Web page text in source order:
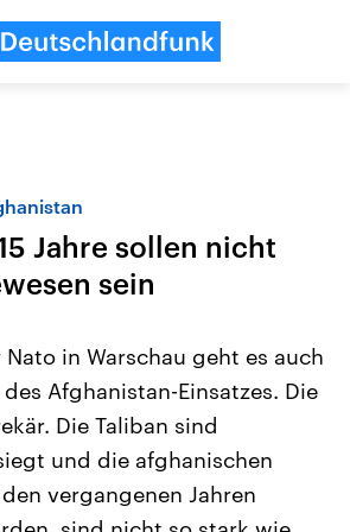
Anhalt
am 6.
neuen
das
Koalition aus
Aktuelle Beiträge,
Hintergründe
Wirtschaftlich und
gehören die Vereinigten
den mächtigsten Ländern
mit großem Einfluss auf
Jahre sollen nicht
sein
in Warschau geht es auch
Afghanistan-Einsatzes. Die
Die Taliban sind
und die afghanischen
vergangenen Jahren